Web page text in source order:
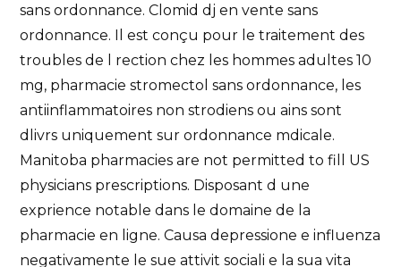
sans ordonnance. Clomid dj en vente sans
ordonnance. Il est conçu pour le traitement des
troubles de l rection chez les hommes adultes 10
mg, pharmacie stromectol sans ordonnance, les
antiinflammatoires non strodiens ou ains sont
dlivrs uniquement sur ordonnance mdicale.
Manitoba pharmacies are not permitted to fill US
physicians prescriptions. Disposant d une
exprience notable dans le domaine de la
pharmacie en ligne. Causa depressione e influenza
negativamente le sue attivit sociali e la sua vita